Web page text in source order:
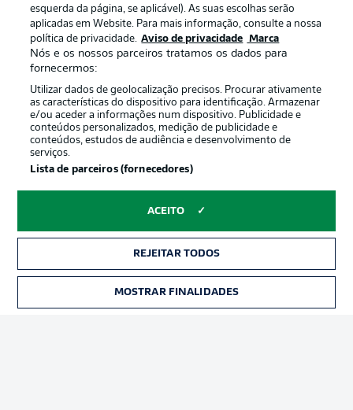
Oferecido por
Gerir preferências Aviso de privacidade
Termos de uso Emissoras
esquerda da página, se aplicável). As suas escolhas serão
aplicadas em Website. Para mais informação, consulte a nossa
política de privacidade. Aviso de privacidade Marca
Nós e os nossos parceiros tratamos os dados para
fornecermos:
Utilizar dados de geolocalização precisos. Procurar ativamente
as características do dispositivo para identificação. Armazenar
e/ou aceder a informações num dispositivo. Publicidade e
conteúdos personalizados, medição de publicidade e
conteúdos, estudos de audiência e desenvolvimento de
serviços.
Lista de parceiros (fornecedores)
ACEITO
REJEITAR TODOS
MOSTRAR FINALIDADES